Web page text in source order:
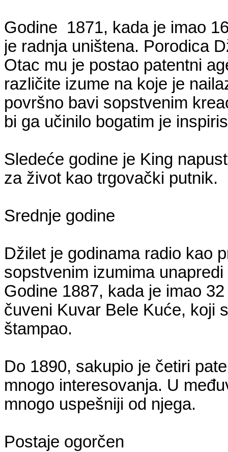
Godine 1871, kada je imao
je radnja uništena. Porodica
Otac mu je postao patentni
različite izume na koje je
površno bavi sopstvenim
bi ga učinilo bogatim je
Sledeće godine je King
za život kao trgovački putnik.
Srednje godine
Džilet je godinama radio kao
sopstvenim izumima
Godine 1887, kada je imao
čuveni Kuvar Bele Kuće, koji
štampao.
Do 1890, sakupio je četiri
mnogo interesovanja. U
mnogo uspešniji od njega.
Postaje ogorčen